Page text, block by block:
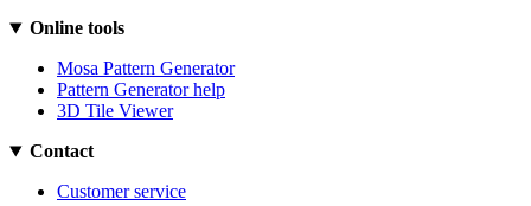
Online tools
Mosa Pattern Generator
Pattern Generator help
3D Tile Viewer
Contact
Customer service